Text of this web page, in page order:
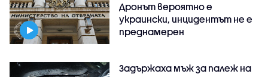
Дронът вероятно е
украински, инцидентът не е
преднамерен
Задържаха мъж за палеж на